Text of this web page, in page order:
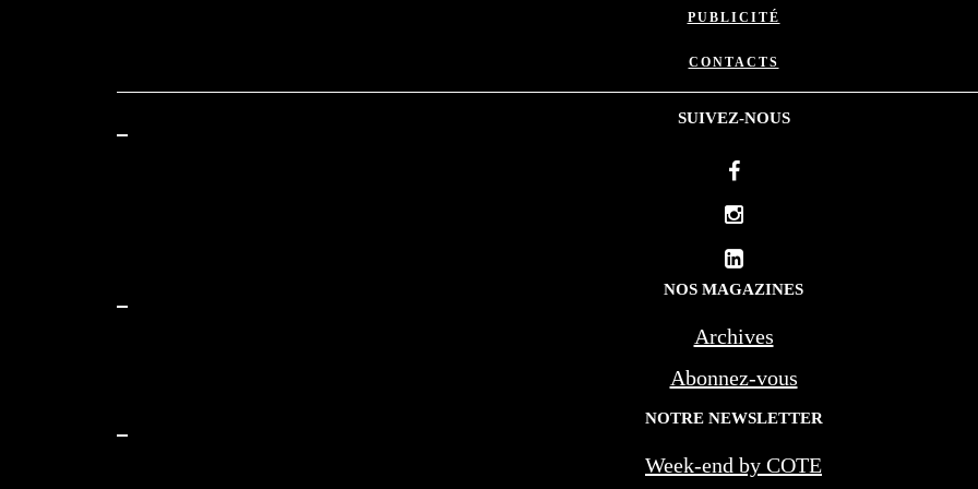
PUBLICITÉ
CONTACTS
SUIVEZ-NOUS
NOS MAGAZINES
Archives
Abonnez-vous
NOTRE NEWSLETTER
Week-end by COTE